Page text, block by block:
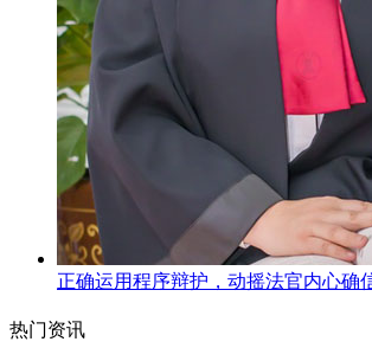
正确运用程序辩护，动摇法官内心确
热门资讯